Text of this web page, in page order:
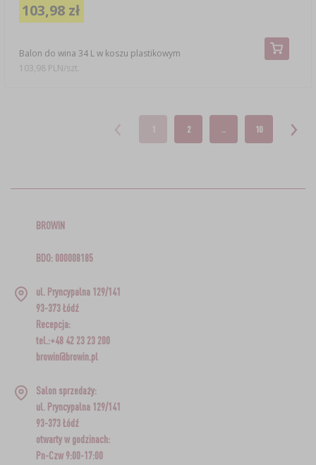
Balon do wina 34 L w koszu plastikowym
103,98 zł
103,98 PLN/szt.
1 2 .. 10
BROWIN
BDO: 000008185
ul. Pryncypalna 129/141
93-373 Łódź
Recepcja:
tel.:+48 42 23 23 200
browin@browin.pl
Salon sprzedaży:
ul. Pryncypalna 129/141
93-373 Łódź
otwarty w godzinach:
Pn-Czw 9:00-17:00